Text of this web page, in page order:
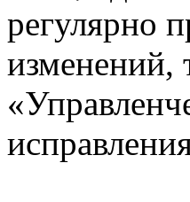
регулярно
изменений,